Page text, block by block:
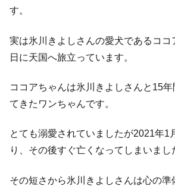
す。
実は氷川きよしさんの愛犬であるコ
日に天国へ旅立っています。
ココアちゃんは氷川きよしさんと15
てきたワンちゃんです。
とても溺愛されていましたが2021年1
り、その後すぐ亡くなってしまいまし
その短さから氷川きよしさんは心の準